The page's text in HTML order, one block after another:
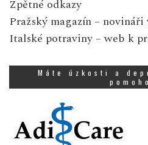
Zpětné odkazy
Pražský magazín – novináři
Italské potraviny – web k
Máte úzkosti a